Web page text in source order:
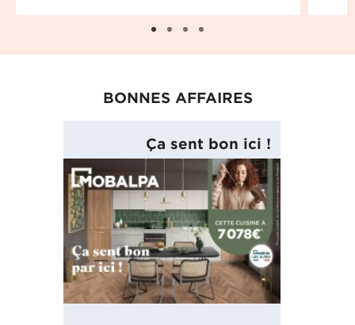
BONNES AFFAIRES
Ça sent bon ici !